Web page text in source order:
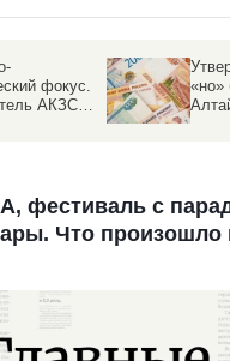
парой
края на
фестиваль с
Что произошло